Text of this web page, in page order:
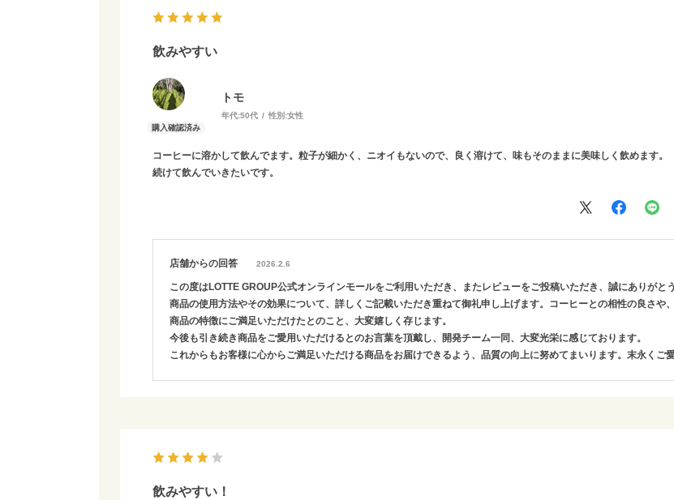
飲みやすい
トモ
年代:50代 性別:女性
コーヒーに溶かして飲んでます。粒子が細かく、ニオイもないので、良く溶けて、味もそのままに美味しく飲めます。
続けて飲んでいきたいです。
店舗からの回答 2026.2.6
この度はLOTTE GROUP公式オンラインモールをご利用いただき、またレビューをご投稿いただき、誠にありがと
商品の使用方法やその効果について、詳しくご記載いただき重ねて御礼申し上げます。コーヒーとの相性の良さや
商品の特徴にご満足いただけたとのこと、大変嬉しく存じます。
今後も引き続き商品をご愛用いただけるとのお言葉を頂戴し、開発チーム一同、大変光栄に感じております。
これからもお客様に心からご満足いただける商品をお届けできるよう、品質の向上に努めてまいります。末永くご
飲みやすい！